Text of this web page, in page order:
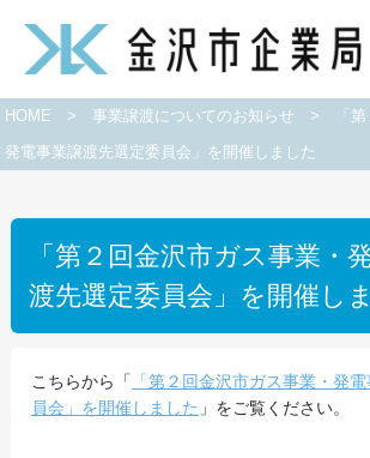
HOME > 事業譲渡についてのお知らせ >
「
発電事業譲渡先選定委員会」を開催しました
「第２回金沢市ガス事業・
渡先選定委員会」を開催し
こちらから「
「第２回金沢市ガス事業・発電
員会」を開催しました 」をご覧ください。